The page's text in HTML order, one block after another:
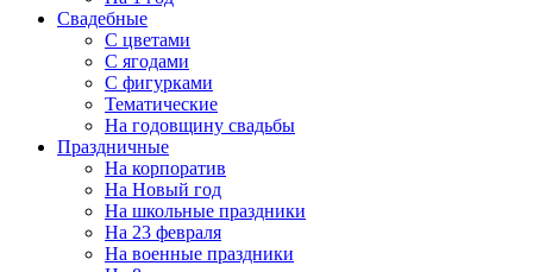
Свадебные
С цветами
С ягодами
С фигурками
Тематические
На годовщину свадьбы
Праздничные
На корпоратив
На Новый год
На школьные праздники
На 23 февраля
На военные праздники